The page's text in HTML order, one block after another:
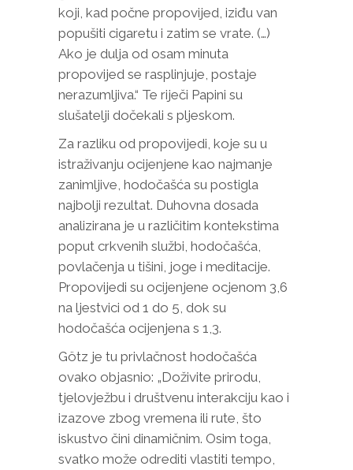
koji, kad počne propovijed, iziđu van
popušiti cigaretu i zatim se vrate. (…)
Ako je dulja od osam minuta
propovijed se rasplinjuje, postaje
nerazumljiva.“ Te riječi Papini su
slušatelji dočekali s pljeskom.
Za razliku od propovijedi, koje su u
istraživanju ocijenjene kao najmanje
zanimljive, hodočašća su postigla
najbolji rezultat. Duhovna dosada
analizirana je u različitim kontekstima
poput crkvenih službi, hodočašća,
povlačenja u tišini, joge i meditacije.
Propovijedi su ocijenjene ocjenom 3,6
na ljestvici od 1 do 5, dok su
hodočašća ocijenjena s 1,3.
Götz je tu privlačnost hodočašća
ovako objasnio: „Doživite prirodu,
tjelovježbu i društvenu interakciju kao i
izazove zbog vremena ili rute, što
iskustvo čini dinamičnim. Osim toga,
svatko može odrediti vlastiti tempo,